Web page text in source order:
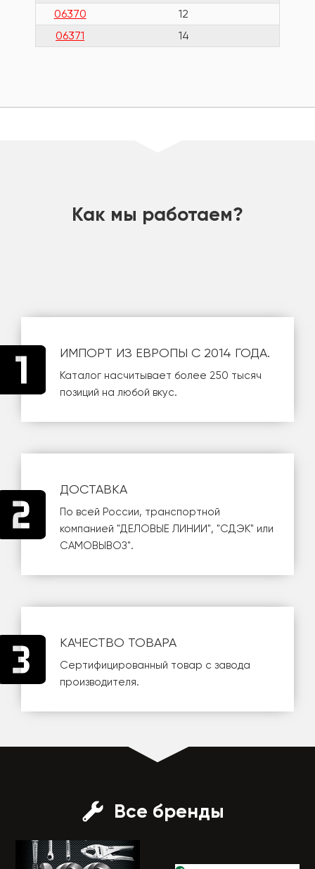
06370 12
06371
14
Как мы работаем?
ИМПОРТ ИЗ ЕВРОПЫ С 2014 ГОДА.
Каталог насчитывает более 250 тысяч
позиций на любой вкус.
ДОСТАВКА
По всей России, транспортной
компанией "ДЕЛОВЫЕ ЛИНИИ", "СДЭК" или
САМОВЫВОЗ".
КАЧЕСТВО ТОВАРА
Сертифицированный товар с завода
производителя.
Все бренды